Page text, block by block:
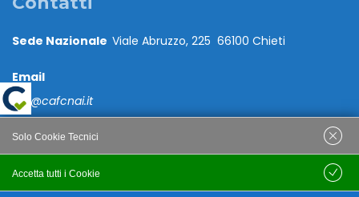
Sede Nazionale Viale Abruzzo, 225 66100 Chieti
Email
caf@cafcnai.it
Posta Certificata
Accetta tutti i Cookie
Solo Cookie Tecnici
Salva